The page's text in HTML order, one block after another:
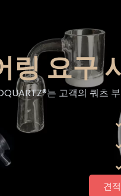
링 요구
는 고객의 쿼츠
견